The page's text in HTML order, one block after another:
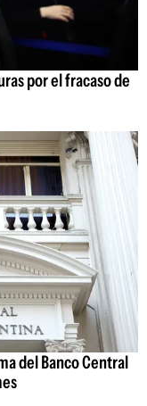
por el fracaso de
del Banco Central